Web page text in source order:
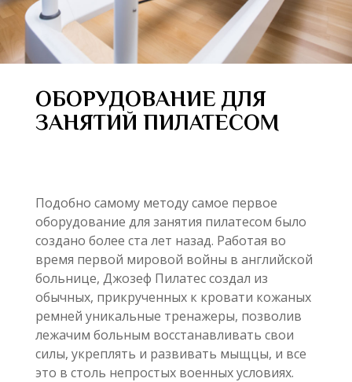
ОБОРУДОВАНИЕ ДЛЯ
ЗАНЯТИЙ ПИЛАТЕСОМ
Подобно самому методу самое первое
оборудование для занятия пилатесом было
создано более ста лет назад. Работая во
время первой мировой войны в английской
больнице, Джозеф Пилатес создал из
обычных, прикрученных к кровати кожаных
ремней уникальные тренажеры, позволив
лежачим больным восстанавливать свои
силы, укреплять и развивать мыщцы, и все
это в столь непростых военных условиях.